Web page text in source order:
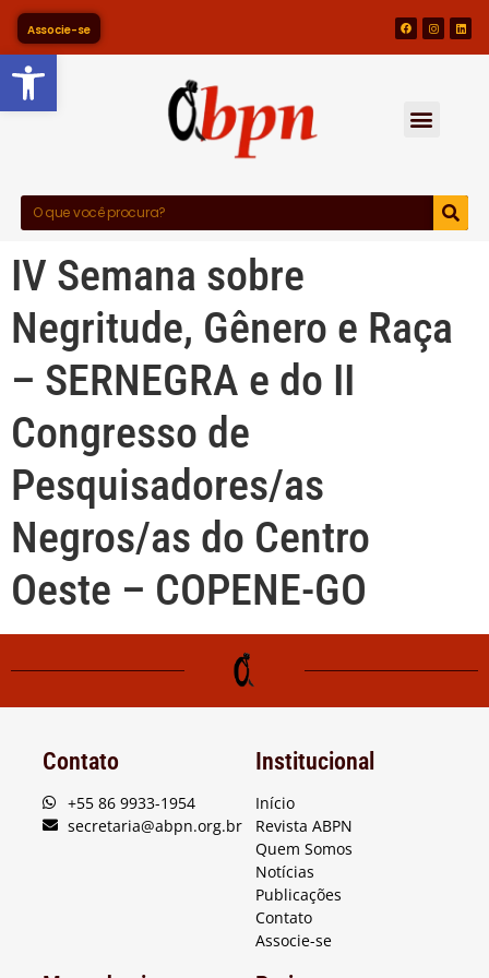
Barra de Ferramentas
Associe-se
IV Semana sobre
Negritude, Gênero e Raça
– SERNEGRA e do II
Congresso de
Pesquisadores/as
Negros/as do Centro
Oeste – COPENE-GO
Contato
+55 86 9933-1954
secretaria@abpn.org.br
Institucional
Início
Revista ABPN
Quem Somos
Notícias
Publicações
Contato
Associe-se